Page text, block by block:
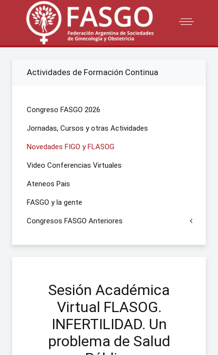
Sesión Académica
Virtual FLASOG.
INFERTILIDAD. Un
problema de Salud
Actividades de Formación Continua
Congreso FASGO 2026
Jornadas, Cursos y otras Actividades
Novedades FIGO y FLASOG
Video Conferencias Virtuales
Ateneos Pais
FASGO y la gente
Congresos FASGO Anteriores